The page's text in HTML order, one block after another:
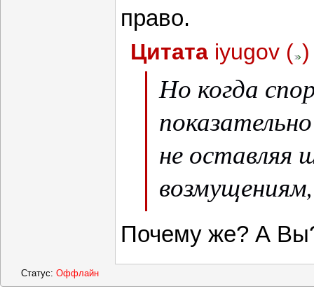
право.
Цитата iyugov ( )
Но когда
не оставляя
возмущение
самих, здесь
Почему же? А
Статус: Оффлайн